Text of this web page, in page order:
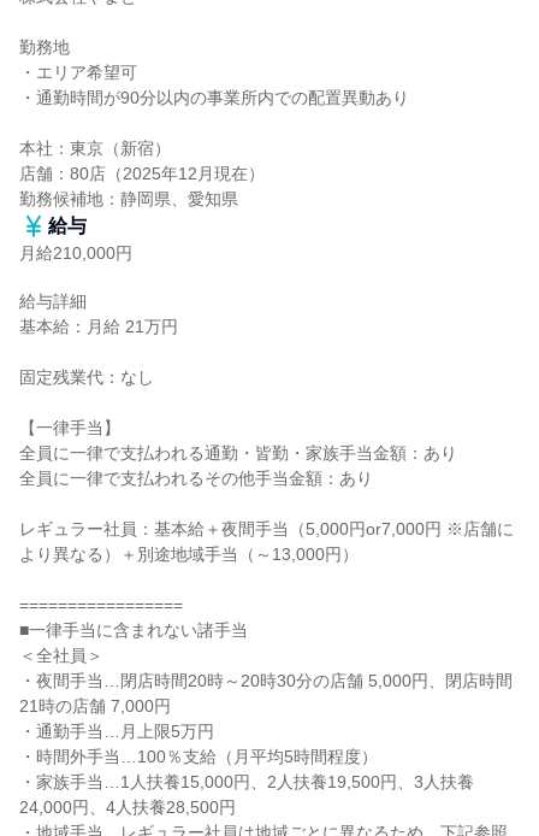
勤務地
・エリア希望可
・通勤時間が90分以内の事業所内での配置異動あり
本社：東京（新宿）
店舗：80店（2025年12月現在）
勤務候補地：静岡県、愛知県
給与
月給210,000円
給与詳細
基本給：月給 21万円
固定残業代：なし
【一律手当】
全員に一律で支払われる通勤・皆勤・家族手当金額：あり
全員に一律で支払われるその他手当金額：あり
レギュラー社員：基本給＋夜間手当（5,000円or7,000円 ※店舗に
より異なる）＋別途地域手当（～13,000円）
=================
■一律手当に含まれない諸手当
＜全社員＞
・夜間手当…閉店時間20時～20時30分の店舗 5,000円、閉店時間
21時の店舗 7,000円
・通勤手当…月上限5万円
・時間外手当…100％支給（月平均5時間程度）
・家族手当…1人扶養15,000円、2人扶養19,500円、3人扶養
24,000円、4人扶養28,500円